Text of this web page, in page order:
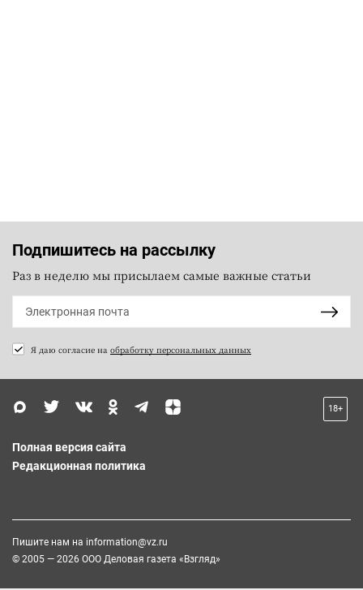
Подпишитесь на рассылку
Раз в неделю мы присылаем самые важные статьи
Я даю согласие на обработку персональных данных
18+
Полная версия сайта
Редакционная политика
Пишите нам на information@vz.ru
© 2005 — 2026 ООО Деловая газета «Взгляд»